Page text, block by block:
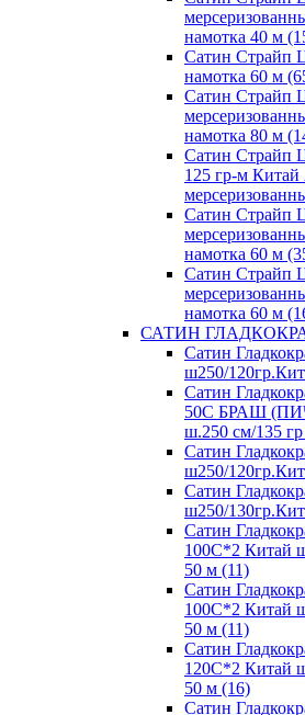
намотка 40 м
Сатин Страйп
намотка 60 м
Сатин Страйп
намотка 80 м
Сатин Страйп
125 гр-м
Сатин Страйп
намотка 60 м
Сатин Страйп
намотка 60 м
САТИН
Сатин
ш250/
Сатин
50С БРАШ
ш.250 см/135
Сатин
ш250/
Сатин
ш250/
Сатин
100С*2 Китай
50 м (11)
Сатин
100С*2 Китай
50 м (11)
Сатин
120С*2 Китай
50 м (16)
Сатин